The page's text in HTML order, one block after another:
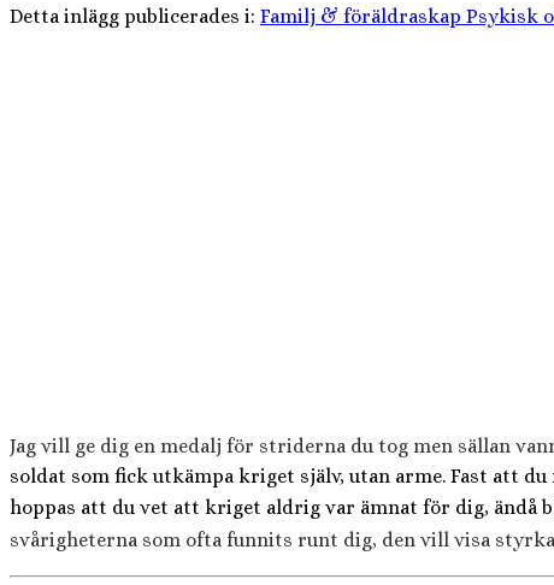
Detta inlägg publicerades i: Familj & föräldraskap Psykisk
Jag vill ge dig en medalj för striderna du tog men sällan
soldat som fick utkämpa kriget själv, utan arme. Fast att
hoppas att du vet att kriget aldrig var ämnat för dig, ändå
svårigheterna som ofta funnits runt dig, den vill visa